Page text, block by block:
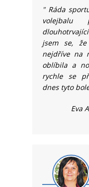
" Ráda
volejbalu
jsem se, že
nejdříve na
oblíbila a
rychle se
dnes tyto
Eva